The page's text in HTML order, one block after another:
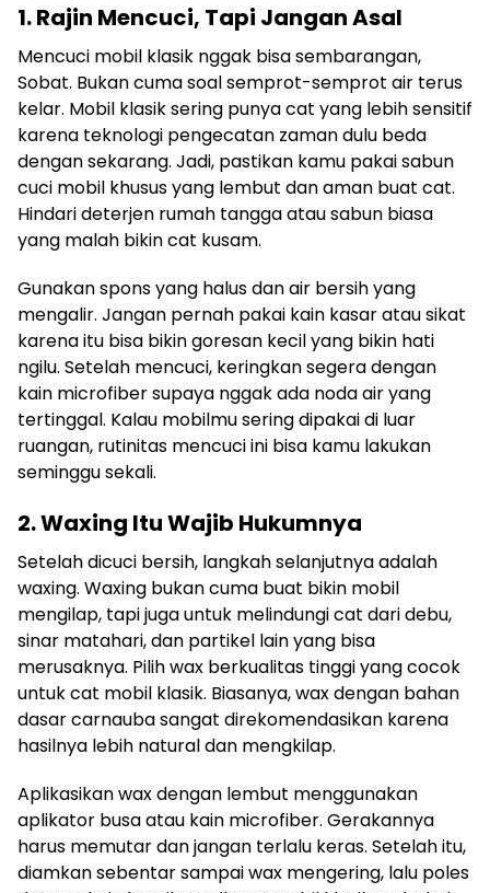
1. Rajin Mencuci, Tapi Jangan Asal
Mencuci mobil klasik nggak bisa sembarangan,
Sobat. Bukan cuma soal semprot-semprot air terus
kelar. Mobil klasik sering punya cat yang lebih sensitif
karena teknologi pengecatan zaman dulu beda
dengan sekarang. Jadi, pastikan kamu pakai sabun
cuci mobil khusus yang lembut dan aman buat cat.
Hindari deterjen rumah tangga atau sabun biasa
yang malah bikin cat kusam.
Gunakan spons yang halus dan air bersih yang
mengalir. Jangan pernah pakai kain kasar atau sikat
karena itu bisa bikin goresan kecil yang bikin hati
ngilu. Setelah mencuci, keringkan segera dengan
kain microfiber supaya nggak ada noda air yang
tertinggal. Kalau mobilmu sering dipakai di luar
ruangan, rutinitas mencuci ini bisa kamu lakukan
seminggu sekali.
2. Waxing Itu Wajib Hukumnya
Setelah dicuci bersih, langkah selanjutnya adalah
waxing. Waxing bukan cuma buat bikin mobil
mengilap, tapi juga untuk melindungi cat dari debu,
sinar matahari, dan partikel lain yang bisa
merusaknya. Pilih wax berkualitas tinggi yang cocok
untuk cat mobil klasik. Biasanya, wax dengan bahan
dasar carnauba sangat direkomendasikan karena
hasilnya lebih natural dan mengkilap.
Aplikasikan wax dengan lembut menggunakan
aplikator busa atau kain microfiber. Gerakannya
harus memutar dan jangan terlalu keras. Setelah itu,
diamkan sebentar sampai wax mengering, lalu poles